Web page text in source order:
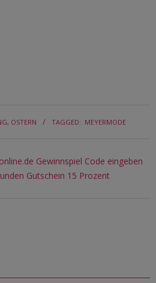
, OSTERN TAGGED: MEYERMODE
Gewinnspiel Code eingeben
Gutschein 15 Prozent